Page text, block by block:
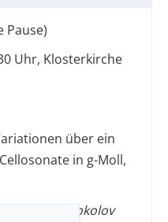
Pause)
Uhr, Klosterkirche
über ein
in g-Moll,
Grigory Sokolov